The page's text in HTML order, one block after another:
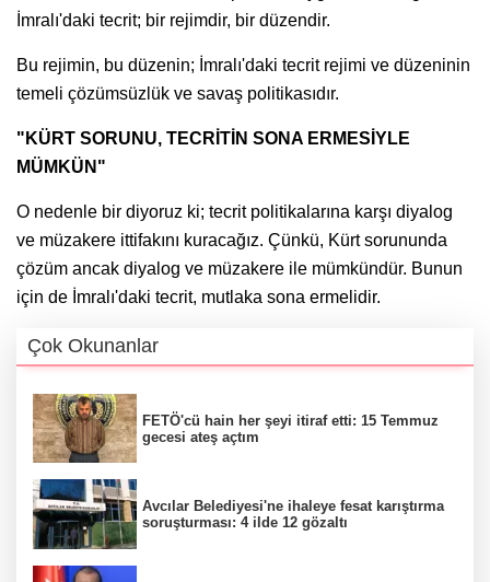
İmralı'daki tecrit; bir rejimdir, bir düzendir.
Bu rejimin, bu düzenin; İmralı'daki tecrit rejimi ve düzeninin
temeli çözümsüzlük ve savaş politikasıdır.
"KÜRT SORUNU, TECRİTİN SONA ERMESİYLE
MÜMKÜN"
O nedenle bir diyoruz ki; tecrit politikalarına karşı diyalog
ve müzakere ittifakını kuracağız. Çünkü, Kürt sorununda
çözüm ancak diyalog ve müzakere ile mümkündür. Bunun
için de İmralı'daki tecrit, mutlaka sona ermelidir.
Çok Okunanlar
FETÖ'cü hain her şeyi itiraf etti: 15 Temmuz
gecesi ateş açtım
Avcılar Belediyesi'ne ihaleye fesat karıştırma
soruşturması: 4 ilde 12 gözaltı